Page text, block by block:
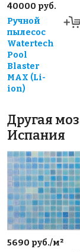
40000 руб.
Ручной
пылесос
Watertech
Pool
Blaster
MAX (Li-
ion)
Другая
Испания
5690 руб./м²